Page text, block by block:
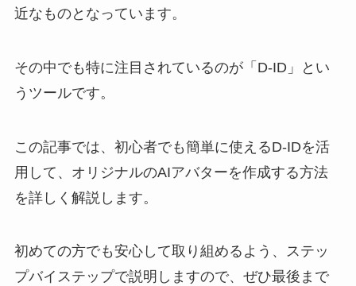
近なものとなっています。
その中でも特に注目されているのが「D-ID」とい
うツールです。
この記事では、初心者でも簡単に使えるD-IDを活
用して、オリジナルのAIアバターを作成する方法
を詳しく解説します。
初めての方でも安心して取り組めるよう、ステッ
プバイステップで説明しますので、ぜひ最後まで